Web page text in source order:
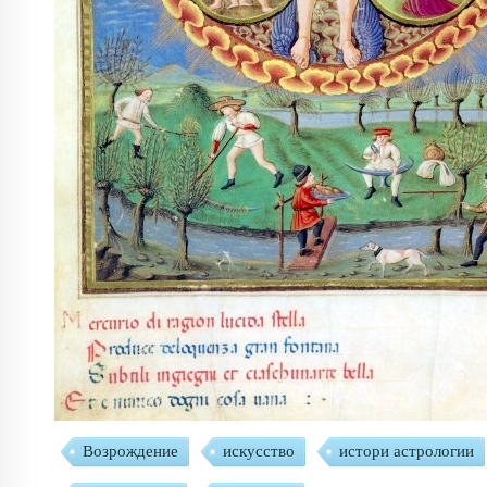
Тибет транзиты трансформация
Тур Хейердал Уран фен-шуй
Хайям характер Хаям Хирон
Черная Луна шаманизм эволюция
Юги юмор Юнг Юпитер
Возрождение искусство истори астрологии